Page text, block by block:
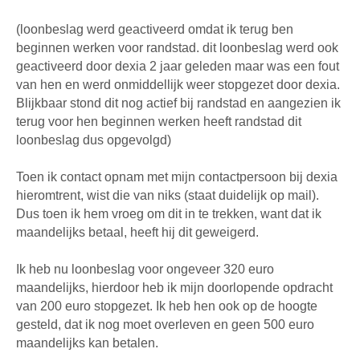
(loonbeslag werd geactiveerd omdat ik terug ben
beginnen werken voor randstad. dit loonbeslag werd ook
geactiveerd door dexia 2 jaar geleden maar was een fout
van hen en werd onmiddellijk weer stopgezet door dexia.
Blijkbaar stond dit nog actief bij randstad en aangezien ik
terug voor hen beginnen werken heeft randstad dit
loonbeslag dus opgevolgd)
Toen ik contact opnam met mijn contactpersoon bij dexia
hieromtrent, wist die van niks (staat duidelijk op mail).
Dus toen ik hem vroeg om dit in te trekken, want dat ik
maandelijks betaal, heeft hij dit geweigerd.
Ik heb nu loonbeslag voor ongeveer 320 euro
maandelijks, hierdoor heb ik mijn doorlopende opdracht
van 200 euro stopgezet. Ik heb hen ook op de hoogte
gesteld, dat ik nog moet overleven en geen 500 euro
maandelijks kan betalen.